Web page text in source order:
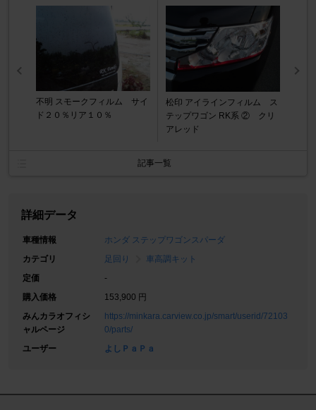
不明 スモークフィルム サイ
ド２０％リア１０％
松印 アイラインフィルム ス
テップワゴン RK系 ② クリ
アレッド
記事一覧
詳細データ
車種情報
ホンダ ステップワゴンスパーダ
カテゴリ
足回り
車高調キット
定価
-
購入価格
153,900 円
みんカラオフィシ
ャルページ
https://minkara.carview.co.jp/smart/userid/72103
0/parts/
ユーザー
よしＰａＰａ